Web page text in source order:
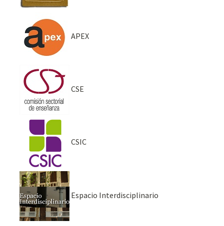
APEX
CSE
CSIC
Espacio Interdisciplinario